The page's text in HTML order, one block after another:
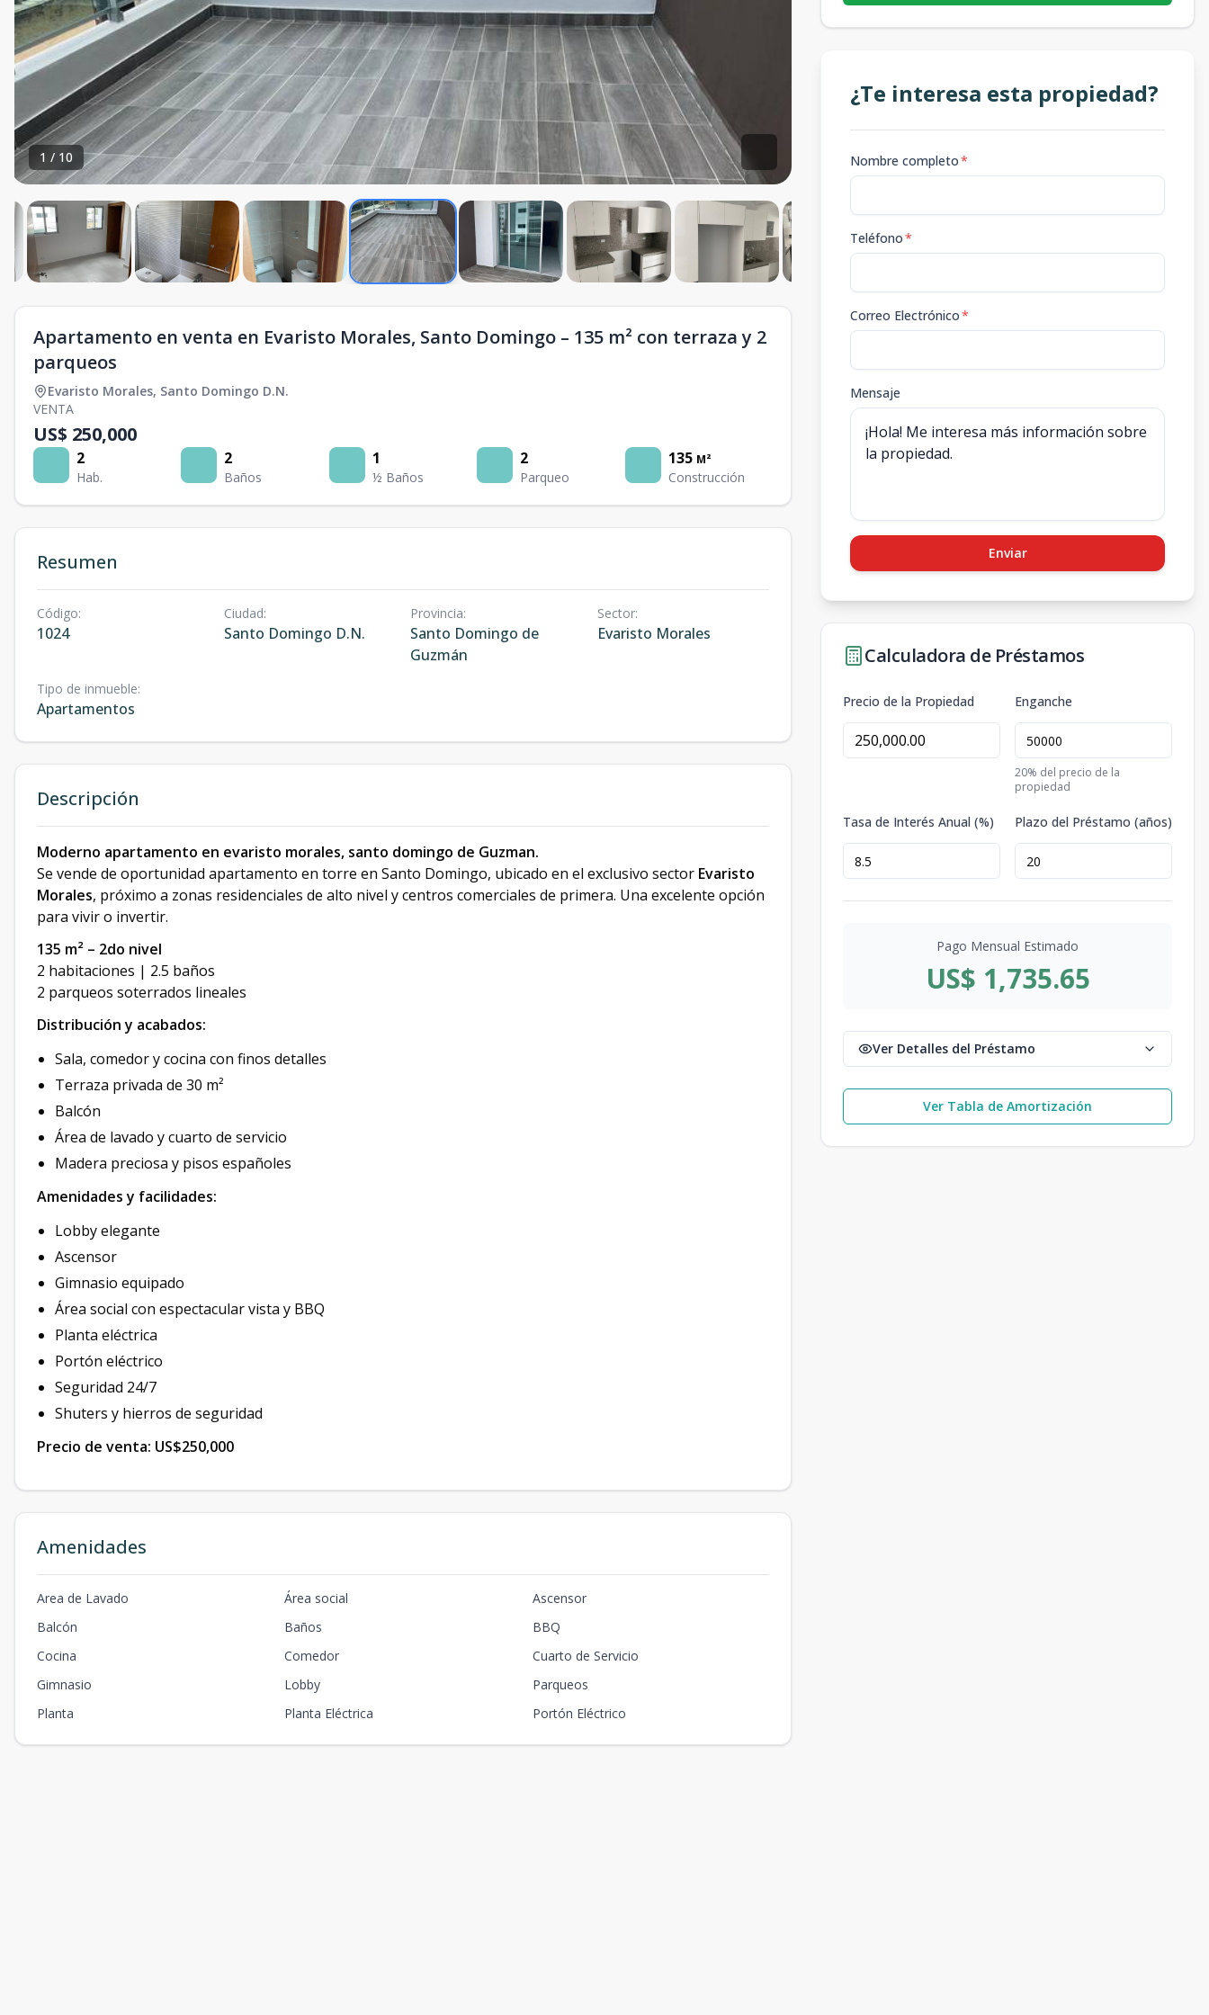
1 / 10
Apartamento en venta en Evaristo Morales, Santo Domingo – 135 m² con terraza y 2
parqueos
Evaristo Morales, Santo Domingo D.N.
VENTA
US$ 250,000
2
Hab.
2
Baños
1
½ Baños
2
Parqueo
135 M²
Construcción
Resumen
Código:
1024
Ciudad:
Santo Domingo D.N.
Provincia:
Santo Domingo de
Guzmán
Sector:
Evaristo Morales
Tipo de inmueble:
Apartamentos
Descripción
Moderno apartamento en evaristo morales, santo domingo de Guzman.
Se vende de oportunidad apartamento en torre en Santo Domingo, ubicado en el exclusivo sector Evaristo
Morales, próximo a zonas residenciales de alto nivel y centros comerciales de primera. Una excelente opción
para vivir o invertir.
135 m² – 2do nivel
2 habitaciones | 2.5 baños
2 parqueos soterrados lineales
Distribución y acabados:
Sala, comedor y cocina con finos detalles
Terraza privada de 30 m²
Balcón
Área de lavado y cuarto de servicio
Madera preciosa y pisos españoles
Amenidades y facilidades:
Lobby elegante
Ascensor
Gimnasio equipado
Área social con espectacular vista y BBQ
Planta eléctrica
Portón eléctrico
Seguridad 24/7
Shuters y hierros de seguridad
Precio de venta: US$250,000
Amenidades
Area de Lavado Área social
Ascensor
Balcón
Baños
BBQ
Cocina
Comedor
Cuarto de Servicio
Gimnasio
Lobby
Parqueos
Planta
Planta Eléctrica Portón Eléctrico
¿Te interesa esta propiedad?
Nombre completo*
Teléfono*
Correo Electrónico*
Mensaje
Enviar
Calculadora de Préstamos
Precio de la Propiedad Enganche
20% del precio de la
propiedad
Tasa de Interés Anual (%) Plazo del Préstamo (años)
Pago Mensual Estimado
US$ 1,735.65
Ver Detalles del Préstamo
Ver Tabla de Amortización